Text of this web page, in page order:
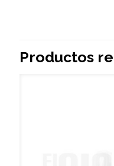
Productos